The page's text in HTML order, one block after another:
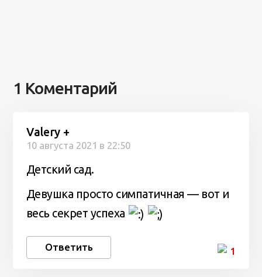
1 Коментарий
Valery +
10 августа 2021 в 22:50
Детский сад.
Девушка просто симпатичная — вот и
весь секрет успеха
Ответить 1